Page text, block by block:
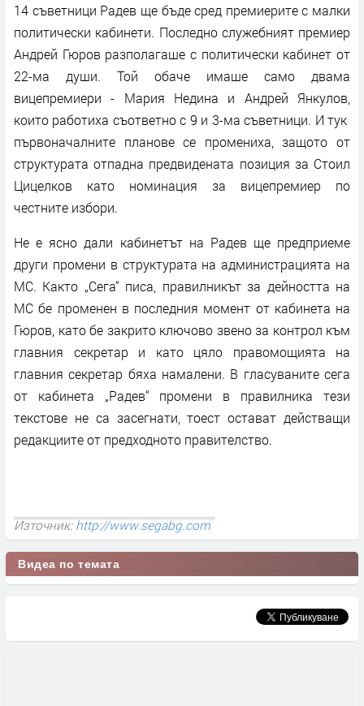
14 съветници Радев ще бъде сред премиерите с малки
политически кабинети. Последно служебният премиер
Андрей Гюров разполагаше с политически кабинет от
22-ма души. Той обаче имаше само двама
вицепремиери - Мария Недина и Андрей Янкулов,
които работиха съответно с 9 и 3-ма съветници. И тук
първоначалните планове се промениха, защото от
структурата отпадна предвидената позиция за Стоил
Цицелков като номинация за вицепремиер по
честните избори.
Не е ясно дали кабинетът на Радев ще предприеме
други промени в структурата на администрацията на
МС. Както „Сега“ писа, правилникът за дейността на
МС бе променен в последния момент от кабинета на
Гюров, като бе закрито ключово звено за контрол към
главния секретар и като цяло правомощията на
главния секретар бяха намалени. В гласуваните сега
от кабинета „Радев“ промени в правилника тези
текстове не са засегнати, тоест остават действащи
редакциите от предходното правителство.
Източник:http://www.segabg.com
Видеа по темата